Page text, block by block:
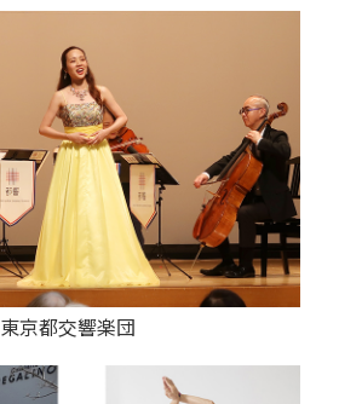
東京都交響楽団